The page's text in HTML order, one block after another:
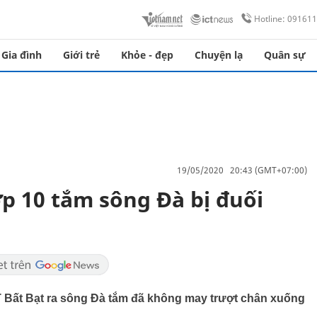
Hotline:
Gia đình Giới trẻ Khỏe - đẹp Chuyện lạ Quân sự
19/05/2020 20:43 (GMT+07:00)
10 tắm sông Đà bị đuối
Bạt ra sông Đà tắm đã không may trượt chân xuống